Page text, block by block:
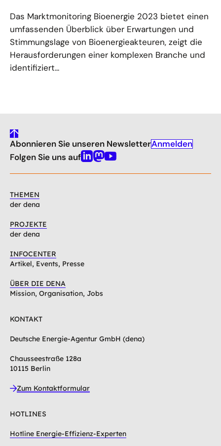
Das Marktmonitoring Bioenergie 2023 bietet einen
umfassenden Überblick über Erwartungen und
Stimmungslage von Bioenergieakteuren, zeigt die
Herausforderungen einer komplexen Branche und
identifiziert...
gehe
nach
oben
Abonnieren Sie unseren NewsletterAnmelden
Folgen Sie uns aufLinkedin
Mastodon
Youtube
THEMEN
der dena
PROJEKTE
der dena
INFOCENTER
Artikel, Events, Presse
ÜBER DIE DENA
Mission, Organisation, Jobs
KONTAKT
Deutsche Energie-Agentur GmbH (dena)
Chausseestraße 128a
10115 Berlin
Zum Kontaktformular
HOTLINES
Hotline Energie-Effizienz-Experten